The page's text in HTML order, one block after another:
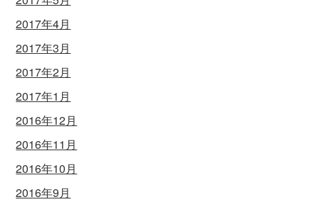
2017年4月
2017年3月
2017年2月
2017年1月
2016年12月
2016年11月
2016年10月
2016年9月